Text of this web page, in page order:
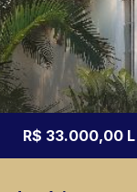
R$ 33.000,00 L